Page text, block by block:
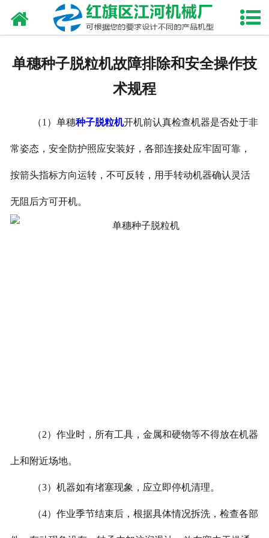
网站首页
资质荣誉
视频中心
单穗种子脱粒机故障排除和安全操作技
术规程
（1 ）单穗种子脱粒机开机前认真检查机器是否处于非
常姿态，安全防护照应安装好，各部连接处应牢固可靠，
按箭头指标方向运转，不可反转，用手转动机器确认灵活
无阻后方可开机。
（2）作业时，所有工具，金属和硬物等不得放在机器
上和附近场地。
（3）机器如有堵塞现象，应立即停机清理。
（4）作业季节结束后，根据具体情况拆洗，检查各部